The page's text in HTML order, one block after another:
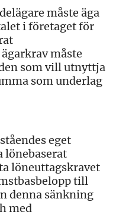
måste äga
i företaget för
måste
som vill utnyttja
som underlag
eget
lönebaserat
löneuttagskravet
till
denna sänkning
med